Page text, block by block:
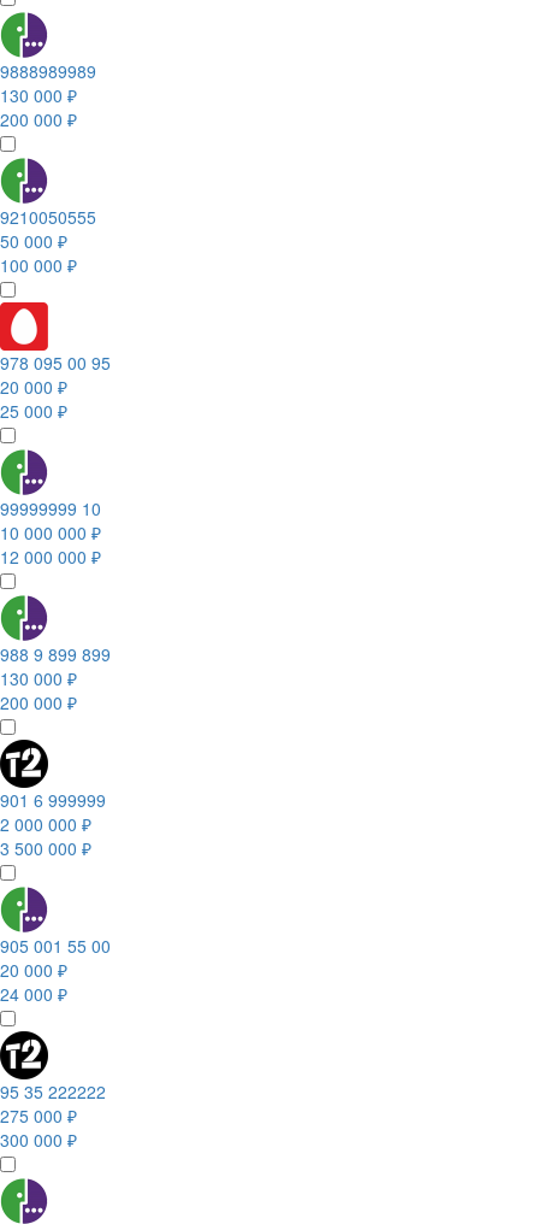
9888989989
130 000 ₽
200 000 ₽
9210050555
50 000 ₽
100 000 ₽
978 095 00 95
20 000 ₽
25 000 ₽
99999999 10
10 000 000 ₽
12 000 000 ₽
988 9 899 899
130 000 ₽
200 000 ₽
901 6 999999
2 000 000 ₽
3 500 000 ₽
905 001 55 00
20 000 ₽
24 000 ₽
95 35 222222
275 000 ₽
300 000 ₽